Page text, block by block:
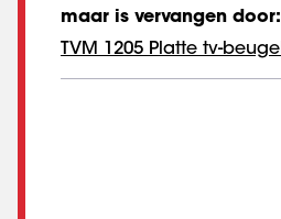
maar is vervangen door:
TVM 1205 Platte tv-beugel